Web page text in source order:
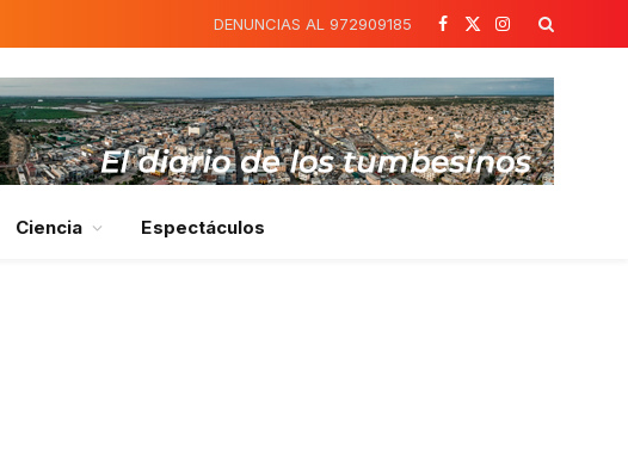
DENUNCIAS AL 972909185
Facebook
X
Instagram
Ciencia Espectáculos